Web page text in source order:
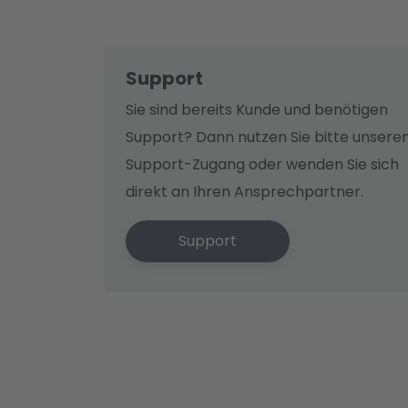
Support
Sie sind bereits Kunde und benötigen
Support? Dann nutzen Sie bitte
Support-Zugang oder wenden Sie sich
direkt an Ihren Ansprechpartner.
Support